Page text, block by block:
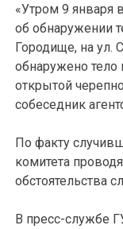
«Утром 9 января
об обнаружении
Городище, на ул.
обнаружено
открытой
собеседник
По факту
комитета
обстоятельства
В пресс-службе